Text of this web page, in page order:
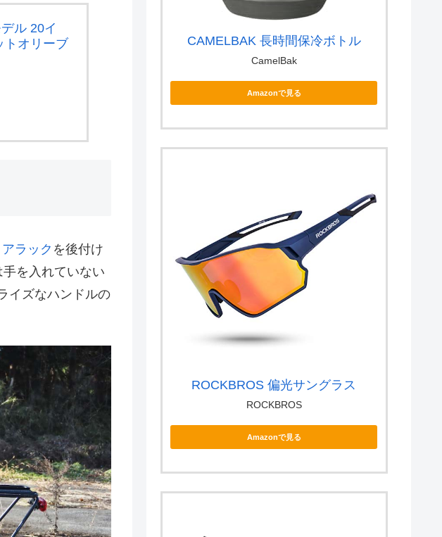
ル 20イ
トオリーブ
ラック を後付け
を入れていない
イズなハンドルの
CAMELBAK 長時間保冷ボトル
CamelBak
Amazonで見る
ROCKBROS 偏光サングラス
ROCKBROS
Amazonで見る